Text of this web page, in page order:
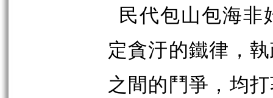
民代包山包海非
定貪汙的鐵律，
之間的鬥爭，均